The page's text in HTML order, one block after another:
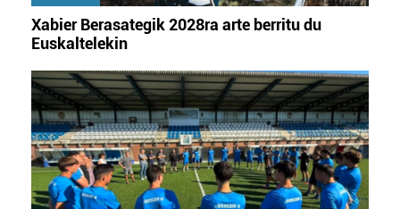
irakurri
Xabier Berasategik 2028ra arte berritu du
Euskaltelekin